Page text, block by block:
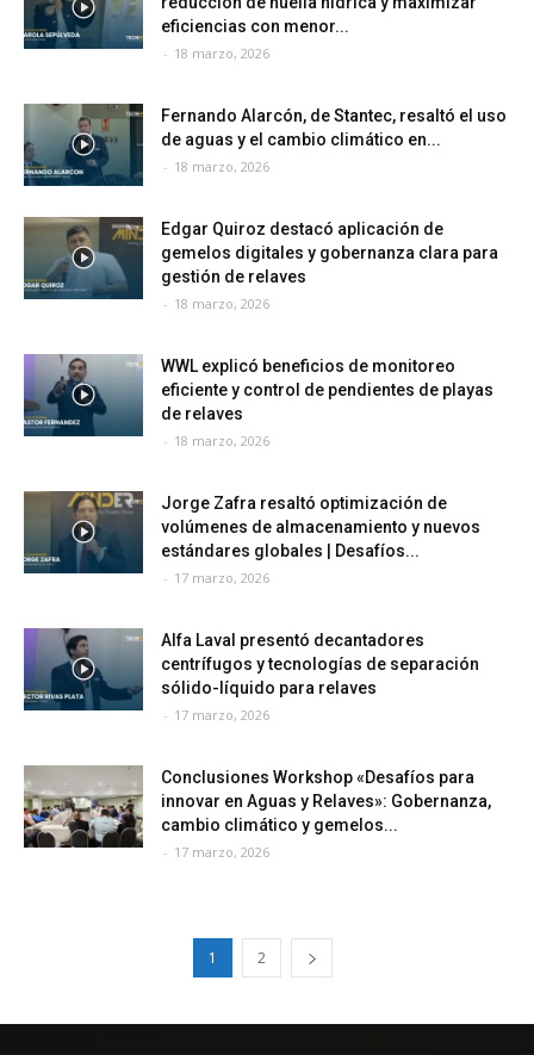
eficiencias con menor...
- 18 marzo, 2026
Fernando Alarcón, de Stantec, resaltó el uso
de aguas y el cambio climático en...
- 18 marzo, 2026
Edgar Quiroz destacó aplicación de
gemelos digitales y gobernanza clara para
gestión de relaves
- 18 marzo, 2026
WWL explicó beneficios de monitoreo
eficiente y control de pendientes de playas
de relaves
- 18 marzo, 2026
Jorge Zafra resaltó optimización de
volúmenes de almacenamiento y nuevos
estándares globales | Desafíos...
- 17 marzo, 2026
Alfa Laval presentó decantadores
centrífugos y tecnologías de separación
sólido-líquido para relaves
- 17 marzo, 2026
Conclusiones Workshop «Desafíos para
innovar en Aguas y Relaves»: Gobernanza,
cambio climático y gemelos...
- 17 marzo, 2026
1 2